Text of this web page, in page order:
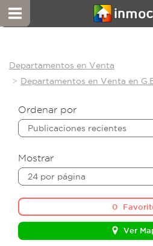
Departamentos en Venta
Departamentos en Venta en
Ordenar por
Publicaciones recientes
Mostrar
24 por página
0
Ver